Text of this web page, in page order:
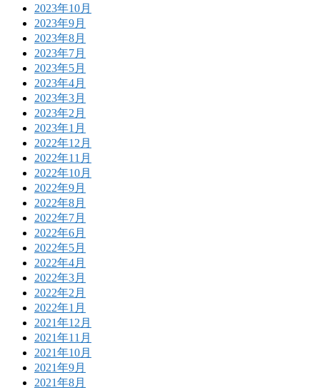
2023年10月
2023年9月
2023年8月
2023年7月
2023年5月
2023年4月
2023年3月
2023年2月
2023年1月
2022年12月
2022年11月
2022年10月
2022年9月
2022年8月
2022年7月
2022年6月
2022年5月
2022年4月
2022年3月
2022年2月
2022年1月
2021年12月
2021年11月
2021年10月
2021年9月
2021年8月